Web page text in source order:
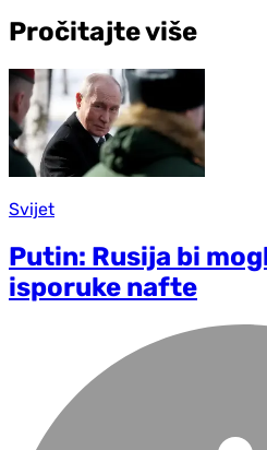
Pročitajte više
Svijet
Putin: Rusija bi
isporuke nafte